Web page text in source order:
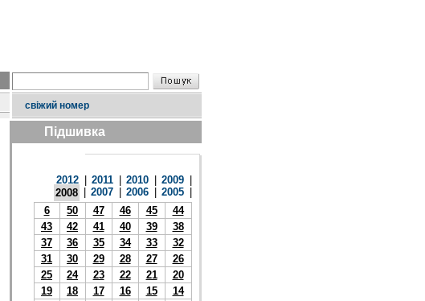
свіжий номер
Підшивка
2012 2011 2010 2009
2008
2007 2006 2005
6
50 47 46 45
44
43
42 41 40 39
38
37
36 35 34 33
32
31
30 29 28 27
26
25
24 23 22 21
20
19
18 17 16 15
14